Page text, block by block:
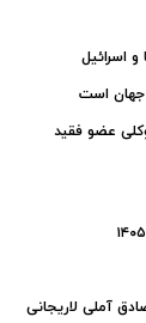
اسرائیل
جهان است
عضو فقید
آملی لاریجانی